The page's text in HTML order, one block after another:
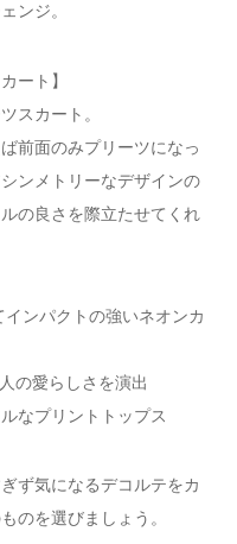
ンジ。
ート】
スカート。
前面のみプリーツになっ
ンメトリーなデザインの
の良さを際立たせてくれ
インパクトの強いネオンカ
の愛らしさを演出
なプリントトップス
ず気になるデコルテをカ
のを選びましょう。